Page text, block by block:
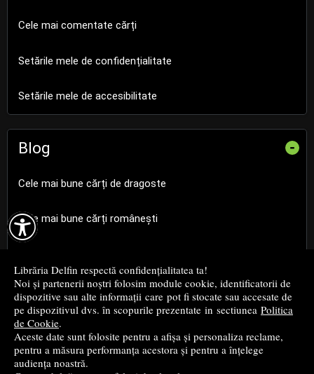

Librăria Delfin respectă confidențialitatea ta!
Noi și partenerii noștri folosim module cookie, identificatorii de
dispozitive sau alte informații care pot fi stocate sau accesate de
pe dispozitivul dvs. în scopurile prezentate in sectiunea Politica
de Cookie.
Aceste date sunt folosite pentru a afișa și personaliza reclame,
pentru a măsura performanța acestora și pentru a înțelege
audiența noastră.
Cele mai comentate cărți
Setările mele de confidențialitate
Setările mele de accesibilitate
Blog -
Cele mai bune cărți de dragoste
Cele mai bune cărți românești
Cele mai bune cărți de istorie
Top cărți beletristică
...toate știrile